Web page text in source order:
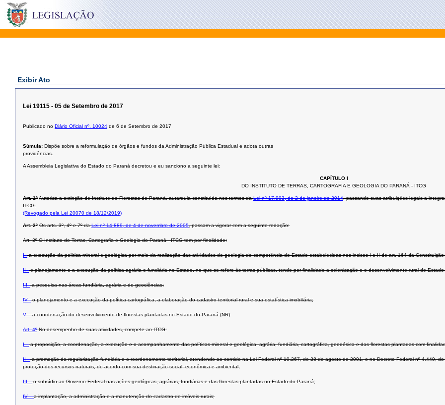
Exibir Ato
Lei 19115 - 05 de Setembro de 2017
Publicado no Diário Oficial nº. 10024 de 6 de Setembro de 2017
Súmula: Dispõe sobre a reformulação de órgãos e fundos da Administração Pública Estadual e adota outras
providências.
A Assembleia Legislativa do Estado do Paraná decretou e eu sanciono a seguinte lei:
CAPÍTULO I
DO INSTITUTO DE TERRAS, CARTOGRAFIA E GEOLOGIA DO PARANÁ - ITCG
Art. 1ºAutoriza a extinção do Instituto de Florestas do Paraná, autarquia constituída nos termos daLei nº 17.903, de 2 de janeiro de 2014, passando suas atribuições legais a
ITCG.
(Revogado pela Lei 20070 de 18/12/2019)
Art. 2º Os arts. 3º, 4º e 7º daLei nº 14.889, de 4 de novembro de 2005, passam a vigorar com a seguinte redação:
Art. 3º O Instituto de Terras, Cartografia e Geologia do Paraná - ITCG tem por finalidade:
I -a execução da política mineral e geológica por meio da realização das atividades de geologia de competência do Estado estabelecidas nos incisos I e II do art. 164 da
II -o planejamento e a execução da política agrária e fundiária no Estado, no que se refere às terras públicas, tendo por finalidade a colonização e o desenvolvimento rural do
III -a pesquisa nas áreas fundiária, agrária e de geociências;
IV -o planejamento e a execução da política cartográfica, a elaboração do cadastro territorial rural e sua estatística imobiliária;
V –a coordenação do desenvolvimento de florestas plantadas no Estado do Paraná.(NR)
Art. 4ºNo desempenho de suas atividades, compete ao ITCG:
I –a proposição, a coordenação, a execução e o acompanhamento das políticas mineral e geológica, agrária, fundiária, cartográfica, geodésica e das florestas plantadas com
II –a promoção da regularização fundiária e o reordenamento territorial, atendendo ao contido na Lei Federal nº 10.267, de 28 de agosto de 2001, e no Decreto Federal nº 4.449,
proteção dos recursos naturais, de acordo com sua destinação social, econômica e ambiental;
III –o subsídio ao Governo Federal nas ações geológicas, agrárias, fundiárias e das florestas plantadas no Estado do Paraná;
IV –a implantação, a administração e a manutenção do cadastro de imóveis rurais;